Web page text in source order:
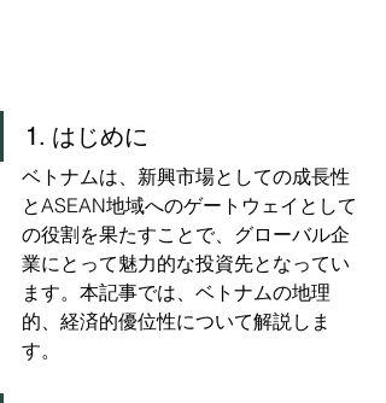
1. はじめに
ベトナムは、新興市場としての成長性
とASEAN地域へのゲートウェイとして
の役割を果たすことで、グローバル企
業にとって魅力的な投資先となってい
ます。本記事では、ベトナムの地理
的、経済的優位性について解説しま
す。